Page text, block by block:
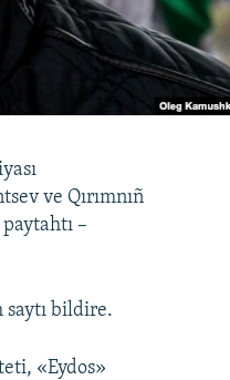
ve Qırımnıñ
–
saytı bildire.
«Eydos»